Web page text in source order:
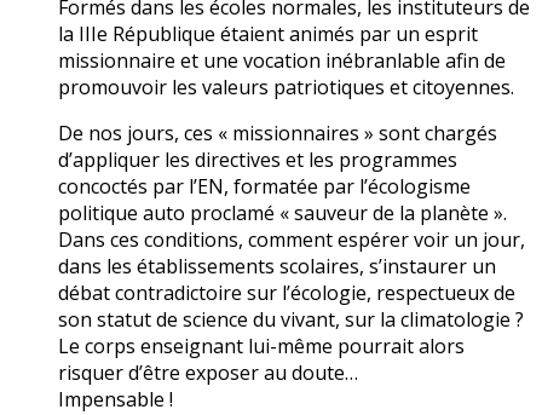
Formés dans les écoles normales, les instituteurs de
la IIIe République étaient animés par un esprit
missionnaire et une vocation inébranlable afin de
promouvoir les valeurs patriotiques et citoyennes.
De nos jours, ces « missionnaires » sont chargés
d’appliquer les directives et les programmes
concoctés par l’EN, formatée par l’écologisme
politique auto proclamé « sauveur de la planète ».
Dans ces conditions, comment espérer voir un jour,
dans les établissements scolaires, s’instaurer un
débat contradictoire sur l’écologie, respectueux de
son statut de science du vivant, sur la climatologie ?
Le corps enseignant lui-même pourrait alors
risquer d’être exposer au doute…
Impensable !